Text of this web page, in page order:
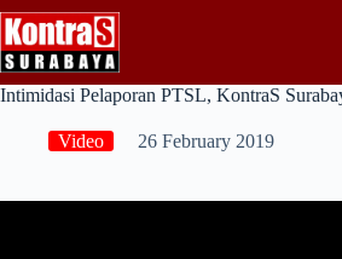
Skip
to
content
Intimidasi Pelaporan PTSL, KontraS
Video 26 February 2019